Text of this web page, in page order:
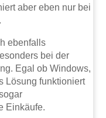
aber eben nur bei
ebenfalls
bei der
Egal ob Windows,
Lösung funktioniert
Einkäufe.